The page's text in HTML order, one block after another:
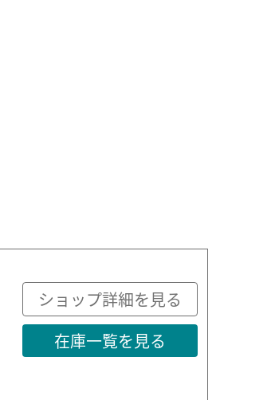
ショップ詳細を見る
在庫一覧を見る